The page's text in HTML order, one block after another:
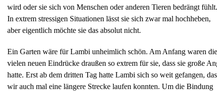
wird oder sie sich von Menschen oder anderen Tieren bedrängt fühlt.
In extrem stressigen Situationen lässt sie sich zwar mal hochheben,
aber eigentlich möchte sie das absolut nicht.
Ein Garten wäre für Lambi unheimlich schön. Am Anfang waren die
vielen neuen Eindrücke draußen so extrem für sie, dass sie große
hatte. Erst ab dem dritten Tag hatte Lambi sich so weit gefangen,
wir auch mal eine längere Strecke laufen konnten. Um die Bindung